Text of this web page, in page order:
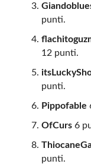
punti.
12 punti.
punti.
Pippofable
OfCurs6
punti.